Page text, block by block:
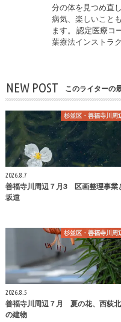
分の体を見つめ直
病気、楽しいこと
ます。 認定医療コ
葉療法インストラ
NEW POST このライターの
杉並区・善福寺川周
2026.8.7
善福寺川周辺７月3 区画整理事業
坂道
杉並区・善福寺川周
2026.8.5
善福寺川周辺７月 夏の花、西荻北
の建物